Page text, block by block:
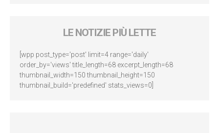
LE NOTIZIE PIÙ LETTE
[wpp post_type='post' limit=4 range='daily'
order_by='views' title_length=68 excerpt_length=68
thumbnail_width=150 thumbnail_height=150
thumbnail_build='predefined' stats_views=0]